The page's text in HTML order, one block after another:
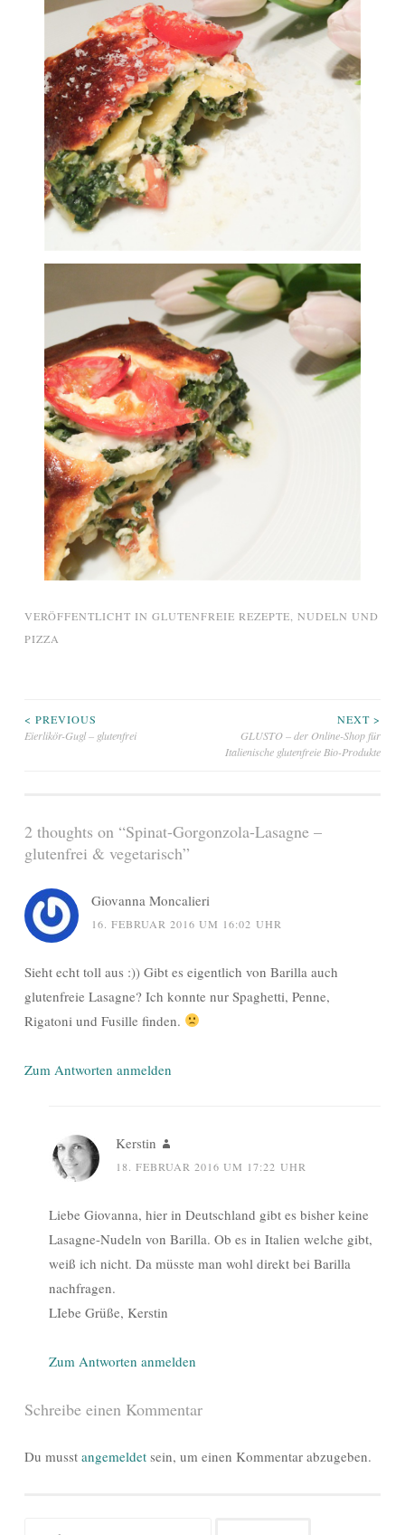
VERÖFFENTLICHT IN GLUTENFREIE REZEPTE NUDELN UND
PIZZA
Beitragsnavigation
< PREVIOUS
Eierlikör-Gugl – glutenfrei
NEXT >
GLUSTO – der Online-Shop für
Italienische glutenfreie Bio-Produkte
2 thoughts on “Spinat-Gorgonzola-Lasagne –
glutenfrei & vegetarisch”
Giovanna Moncalieri
16. FEBRUAR 2016 UM 16:02 UHR
Sieht echt toll aus :)) Gibt es eigentlich von Barilla auch
glutenfreie Lasagne? Ich konnte nur Spaghetti, Penne,
Rigatoni und Fusille finden.
Zum Antworten anmelden
Kerstin
18. FEBRUAR 2016 UM 17:22 UHR
Liebe Giovanna, hier in Deutschland gibt es bisher keine
Lasagne-Nudeln von Barilla. Ob es in Italien welche gibt,
weiß ich nicht. Da müsste man wohl direkt bei Barilla
nachfragen.
LIebe Grüße, Kerstin
Zum Antworten anmelden
Schreibe einen Kommentar
Du musst angemeldet sein, um einen Kommentar abzugeben.
Suchen